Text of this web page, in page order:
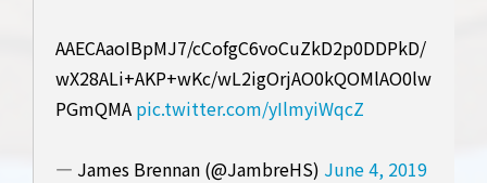
AAECAaoIBpMJ7/cCofgC6voCuZkD2p0DDPkD/
wX28ALi+AKP+wKc/wL2igOrjAO0kQOMlAO0lw
PGmQMA pic.twitter.com/yIlmyiWqcZ
— James Brennan (@JambreHS) June 4, 2019